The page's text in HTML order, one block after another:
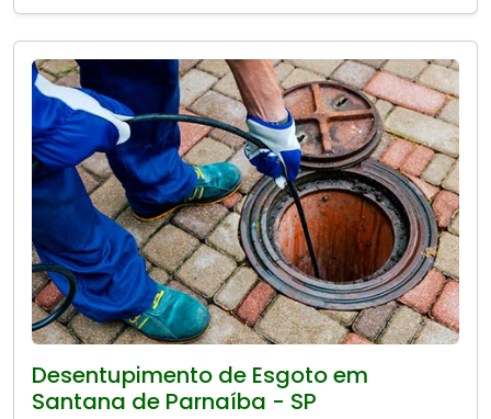
Desentupimento de Esgoto em
Santana de Parnaíba - SP